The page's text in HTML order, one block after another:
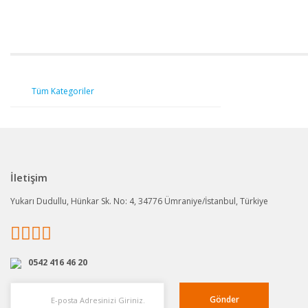
Tüm Kategoriler
İletişim
Yukarı Dudullu, Hünkar Sk. No: 4, 34776 Ümraniye/İstanbul, Türkiye
0542 416 46 20
Gönder